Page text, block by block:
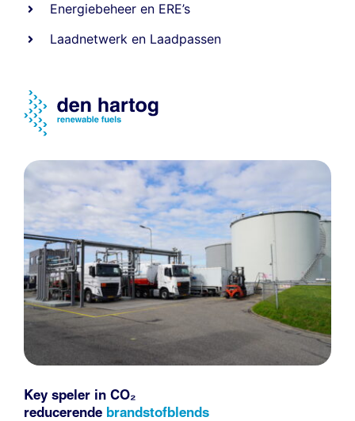
Energiebeheer en ERE’s
Laadnetwerk en Laadpassen
Key speler in CO₂
reducerende brandstofblends